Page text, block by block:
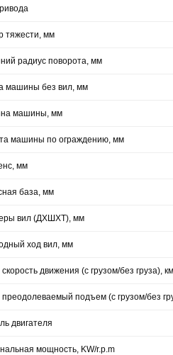
тяжести, мм
радиус поворота, мм
машины без вил, мм
машины, мм
машины по ограждению, мм
мм
база, мм
вил (ДXШXТ), мм
ход вил, мм
движения (с грузом/без груза),
преодолеваемый подъем (с грузом/без
двигателя
мощность, KW/r.p.m